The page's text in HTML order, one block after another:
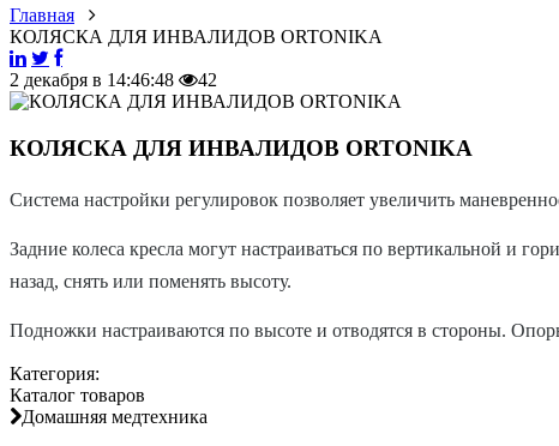
Главная
КОЛЯСКА ДЛЯ ИНВАЛИДОВ ORTONIKA
2 декабря в 14:46:48 42
КОЛЯСКА ДЛЯ ИНВАЛИДОВ ORTONIKA
Cистема настройки регулировок позволяет увеличить
Задние колеса кресла могут настраиваться по вертикальной и
назад, снять или поменять высоту.
Подножки настраиваются по высоте и отводятся в стороны.
Категория:
Каталог товаров
Домашняя медтехника